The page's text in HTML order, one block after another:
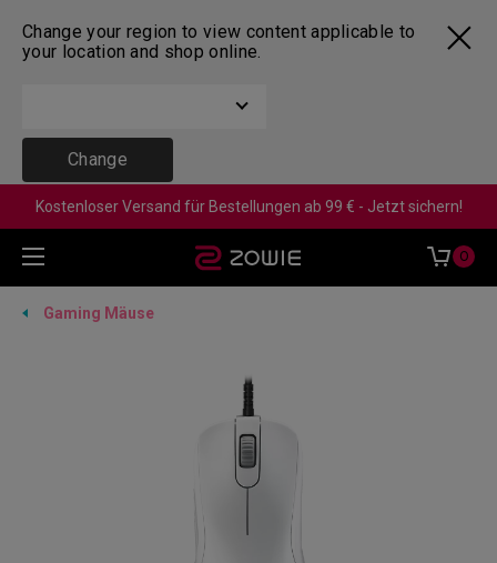
Change your region to view content applicable to
your location and shop online.
Change
Kostenloser Versand für Bestellungen ab 99 € - Jetzt sichern!
0
Gaming Mäuse